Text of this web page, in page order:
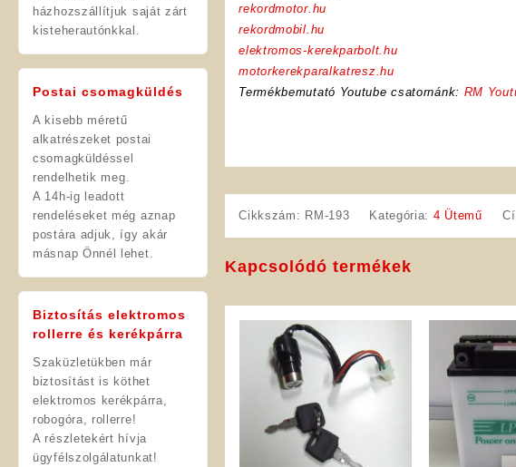
házhozszállítjuk saját zárt
kisteherautónkkal.
Postai csomagküldés
A kisebb méretű
alkatrészeket postai
csomagküldéssel
rendelhetik meg.
A 14h-ig leadott
rendeléseket még aznap
postára adjuk, így akár
másnap Önnél lehet.
Biztosítás elektromos
rollerre és kerékpárra
Szaküzletükben már
biztosítást is köthet
elektromos kerékpárra,
robogóra, rollerre!
A részletekért hívja
ügyfélszolgálatunkat!
rekordmotor.hu
rekordmobil.hu
elektromos-kerekparbolt.hu
motorkerekparalkatresz.hu
Termékbemutató Youtube csatornánk: RM
Cikkszám: RM-193 Kategória: 4 Ütemű
Kapcsolódó termékek